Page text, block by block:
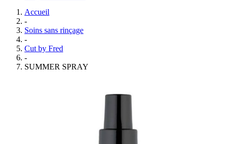
Accueil
-
Soins sans rinçage
-
Cut by Fred
-
SUMMER SPRAY